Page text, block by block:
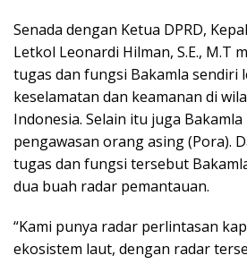
Senada dengan Ketua DPRD,
Letkol Leonardi Hilman, S.E., M.T
tugas dan fungsi Bakamla sendiri
keselamatan dan keamanan di
Indonesia. Selain itu juga
pengawasan orang asing (Pora).
tugas dan fungsi tersebut
dua buah radar pemantauan.
“Kami punya radar perlintasan
ekosistem laut, dengan radar